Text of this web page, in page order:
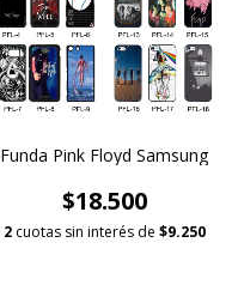
Funda Pink Floyd Samsung
$18.500
2 cuotas sin interés de $9.250